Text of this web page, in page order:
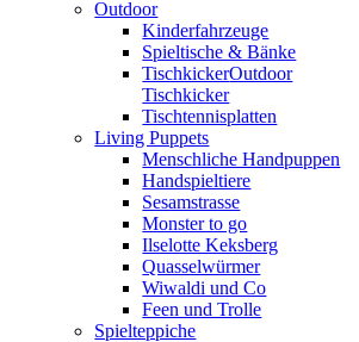
Outdoor
Kinderfahrzeuge
Spieltische & Bänke
TischkickerOutdoor
Tischkicker
Tischtennisplatten
Living Puppets
Menschliche Handpuppen
Handspieltiere
Sesamstrasse
Monster to go
Ilselotte Keksberg
Quasselwürmer
Wiwaldi und Co
Feen und Trolle
Spielteppiche